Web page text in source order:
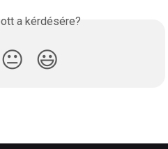
a kérdésére?
😐 😃